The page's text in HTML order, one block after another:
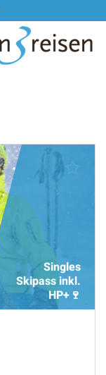
Singles
Skipass inkl.
HP+🍷